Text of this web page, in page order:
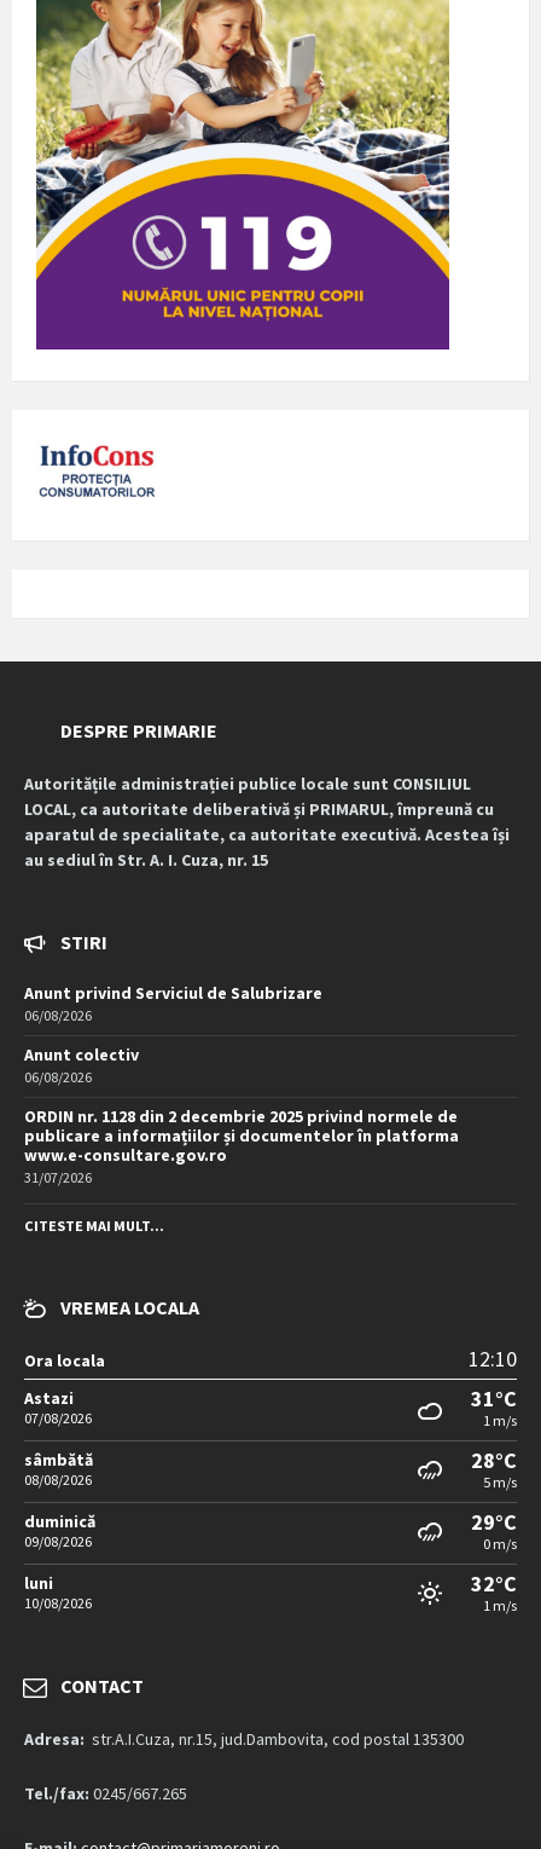
DESPRE PRIMARIE
Autoritățile administrației publice locale sunt CONSILIUL
LOCAL, ca autoritate deliberativă și PRIMARUL, împreună cu
aparatul de specialitate, ca autoritate executivă. Acestea își
au sediul în Str. A. I. Cuza, nr. 15
STIRI
Anunt privind Serviciul de Salubrizare
06/08/2026
Anunt colectiv
06/08/2026
ORDIN nr. 1128 din 2 decembrie 2025 privind normele de
publicare a informațiilor și documentelor în platforma
www.e-consultare.gov.ro
31/07/2026
CITESTE MAI MULT...
VREMEA LOCALA
Ora locala 12:10
Astazi
07/08/2026
31°C
1 m/s
sâmbătă
08/08/2026
28°C
5 m/s
duminică
09/08/2026
29°C
0 m/s
luni
10/08/2026
32°C
1 m/s
CONTACT
Adresa: str.A.I.Cuza, nr.15, jud.Dambovita, cod postal 135300
Tel./fax: 0245/667.265